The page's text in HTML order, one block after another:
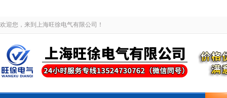
欢迎您，来到上海旺徐电气有限公司！